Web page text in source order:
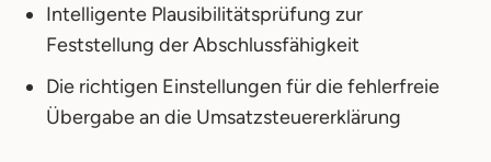
Intelligente Plausibilitätsprüfung zur
Feststellung der Abschlussfähigkeit
Die richtigen Einstellungen für die fehlerfreie
Übergabe an die Umsatzsteuererklärung